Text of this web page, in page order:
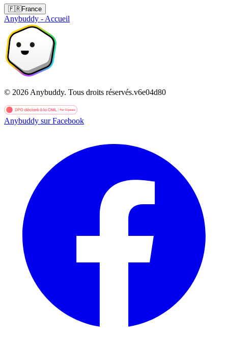
🇫🇷France
Anybuddy - Accueil
© 2026 Anybuddy. Tous droits réservés.v6e04d80
Anybuddy sur Facebook